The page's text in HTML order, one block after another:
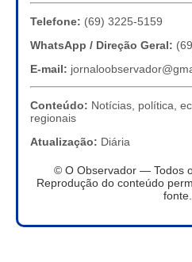
Telefone: (69) 3225-5159
WhatsApp / Direção Geral:
E-mail:
Conteúdo: Notícias, política,
regionais
Atualização: Diária
© O Observador — Todos
Reprodução do conteúdo
fonte.